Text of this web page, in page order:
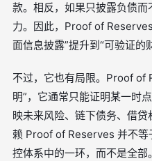
款。相反，如果只披露负债
力。因此，Proof of
面信息披露”提升到“可验证的
不过，它也有局限。Proof of
明”，它通常只能证明某一时
映未来风险、链下债务、借
赖 Proof of Reserves 并不等
控体系中的一环，而不是全部。